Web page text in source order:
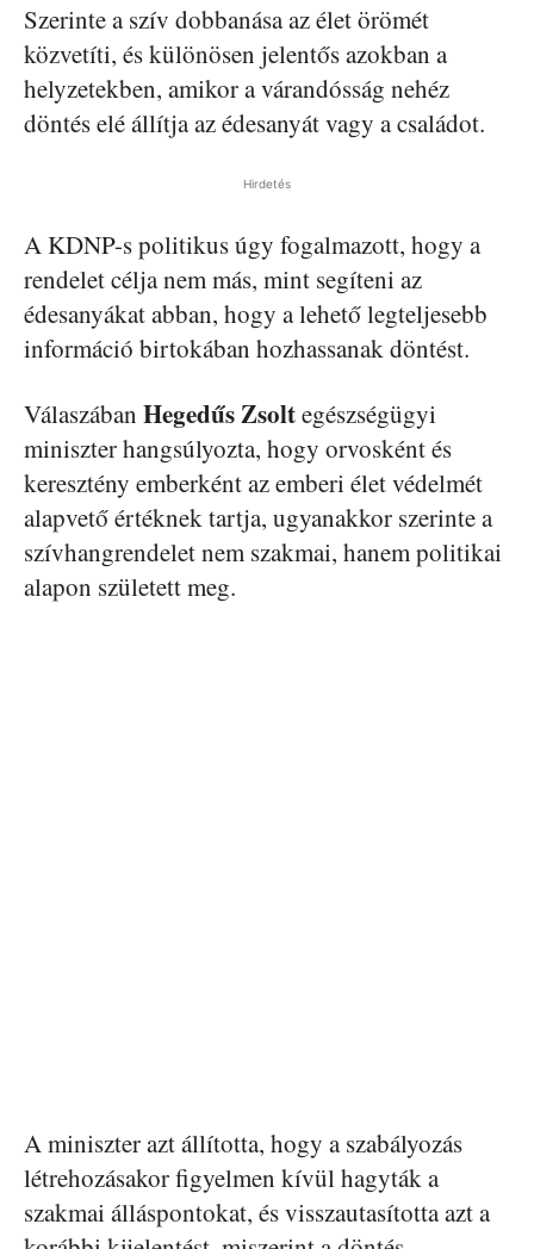
Szerinte a szív dobbanása az élet örömét
közvetíti, és különösen jelentős azokban a
helyzetekben, amikor a várandósság nehéz
döntés elé állítja az édesanyát vagy a családot.
Hirdetés
A KDNP-s politikus úgy fogalmazott, hogy a
rendelet célja nem más, mint segíteni az
édesanyákat abban, hogy a lehető legteljesebb
információ birtokában hozhassanak döntést.
Válaszában Hegedűs Zsoltegészségügyi
miniszter hangsúlyozta, hogy orvosként és
keresztény emberként az emberi élet védelmét
alapvető értéknek tartja, ugyanakkor szerinte a
szívhangrendelet nem szakmai, hanem politikai
alapon született meg.
A miniszter azt állította, hogy a szabályozás
létrehozásakor figyelmen kívül hagyták a
szakmai álláspontokat, és visszautasította azt a